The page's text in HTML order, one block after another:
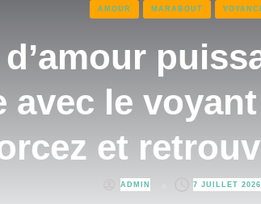
AMOUR MARABOUT
avec le
et
ADMIN 7 JUILLET 2026